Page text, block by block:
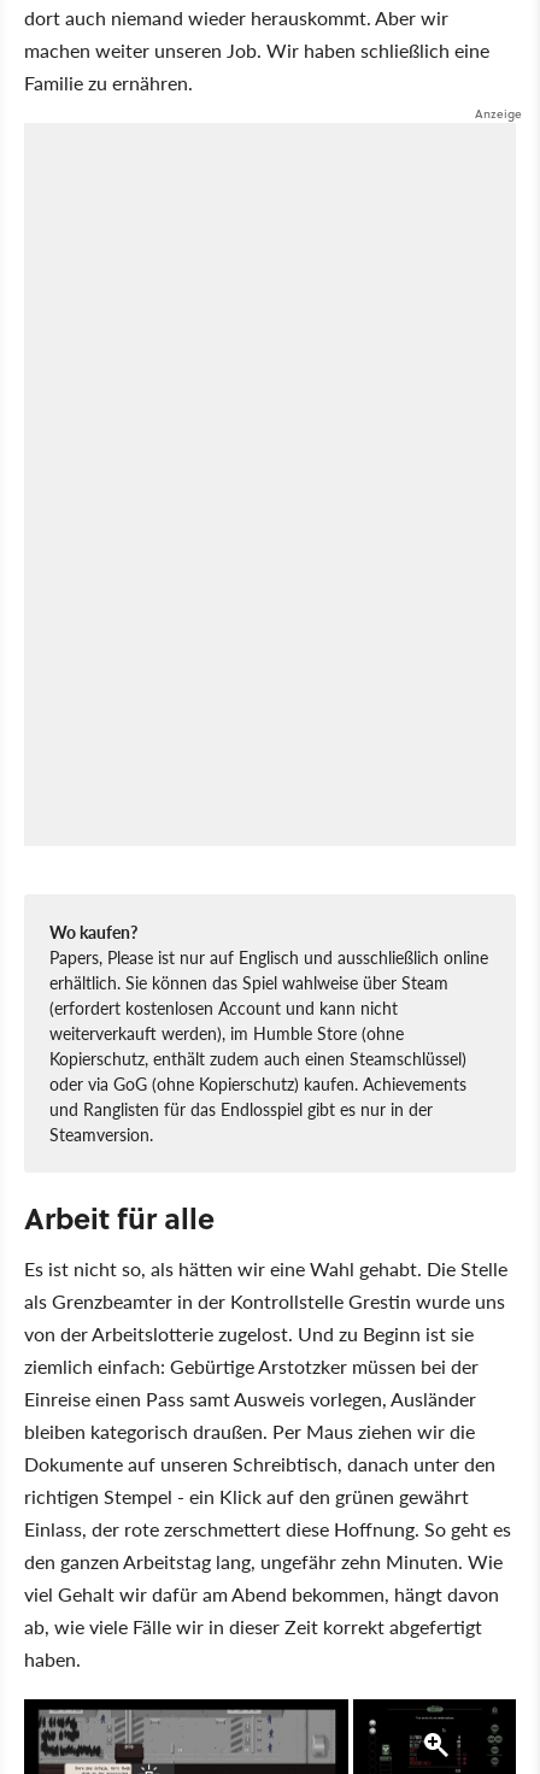
dort auch niemand wieder herauskommt. Aber wir
machen weiter unseren Job. Wir haben schließlich eine
Familie zu ernähren.
Wo kaufen?
Papers, Please ist nur auf Englisch und ausschließlich online
erhältlich. Sie können das Spiel wahlweise über Steam
(erfordert kostenlosen Account und kann nicht
weiterverkauft werden), im Humble Store (ohne
Kopierschutz, enthält zudem auch einen Steamschlüssel)
oder via GoG (ohne Kopierschutz) kaufen. Achievements
und Ranglisten für das Endlosspiel gibt es nur in der
Steamversion.
Arbeit für alle
Es ist nicht so, als hätten wir eine Wahl gehabt. Die Stelle
als Grenzbeamter in der Kontrollstelle Grestin wurde uns
von der Arbeitslotterie zugelost. Und zu Beginn ist sie
ziemlich einfach: Gebürtige Arstotzker müssen bei der
Einreise einen Pass samt Ausweis vorlegen, Ausländer
bleiben kategorisch draußen. Per Maus ziehen wir die
Dokumente auf unseren Schreibtisch, danach unter den
richtigen Stempel - ein Klick auf den grünen gewährt
Einlass, der rote zerschmettert diese Hoffnung. So geht es
den ganzen Arbeitstag lang, ungefähr zehn Minuten. Wie
viel Gehalt wir dafür am Abend bekommen, hängt davon
ab, wie viele Fälle wir in dieser Zeit korrekt abgefertigt
haben.